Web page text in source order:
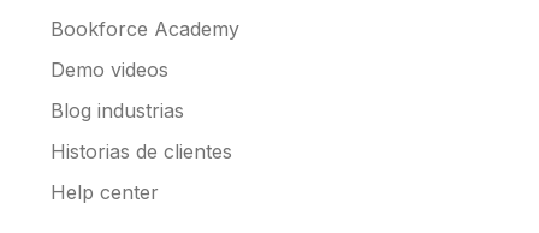
Bookforce Academy
Demo videos
Blog industrias
Historias de clientes
Help center